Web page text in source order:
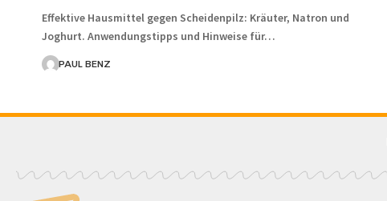
Effektive Hausmittel gegen Scheidenpilz: Kräuter, Natron und
Joghurt. Anwendungstipps und Hinweise für…
PAUL BENZ